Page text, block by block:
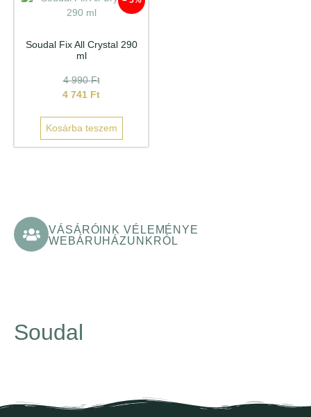
Soudal Fix All Crystal 290
ml
4 990Ft
4 741 Ft
Kosárba teszem
VÁSÁRÓINK VÉLEMÉNYE
WEBÁRUHÁZUNKRÓL
Soudal